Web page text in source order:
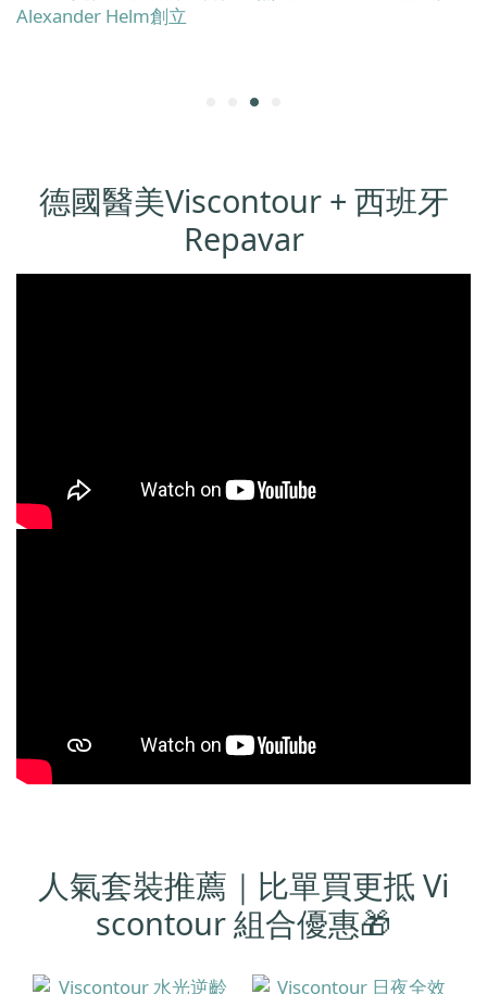
德國醫美Viscontour + 西班牙
Repavar
人氣套裝推薦｜比單買更抵 Vi
scontour 組合優惠🎁